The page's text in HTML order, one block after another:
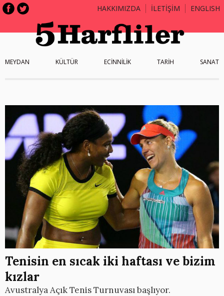
HAKKIMIZDA İLETİŞİM ENGLISH
MEYDAN KÜLTÜR ECİNNİLİK TARİH SANAT
Tenisin en sıcak iki haftası ve bizim
kızlar
Avustralya Açık Tenis Turnuvası başlıyor.